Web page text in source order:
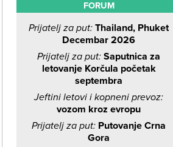
FORUM
Prijatelj za put: Thailand, Phuket
Decembar 2026
Prijatelj za put: Saputnica za
letovanje Korčula početak
septembra
Jeftini letovi i kopneni prevoz:
vozom kroz evropu
Prijatelj za put: Putovanje Crna
Gora